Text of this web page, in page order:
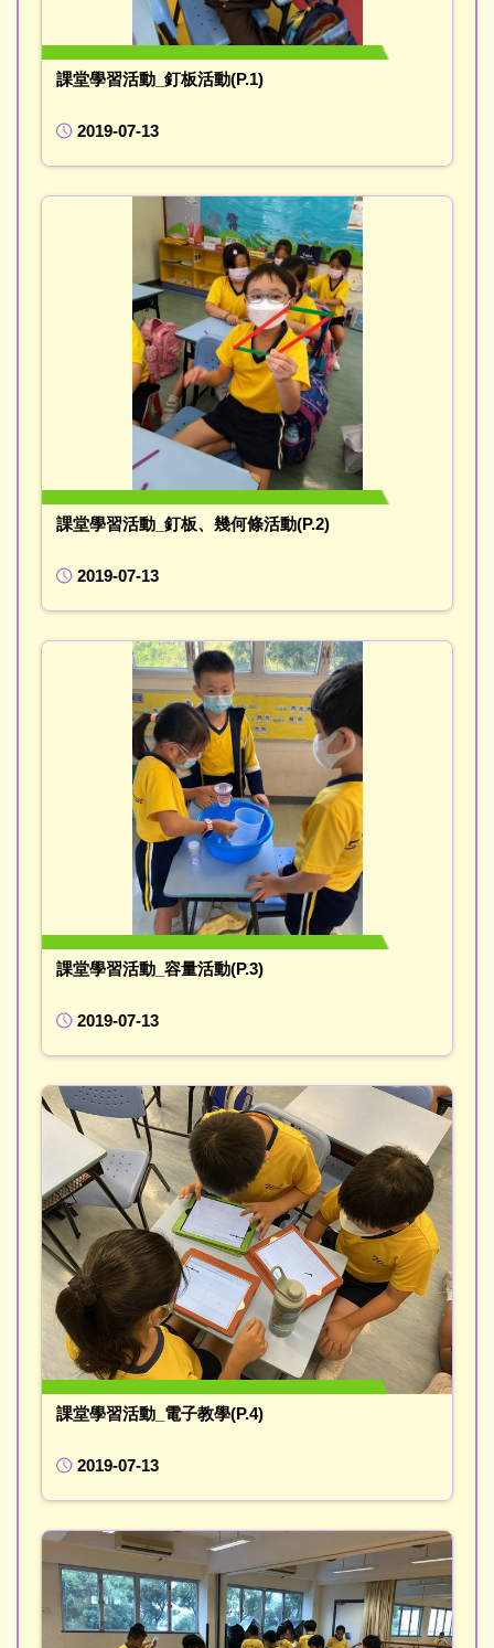
課堂學習活動_釘板活動(P.1)
2019-07-13
課堂學習活動_釘板、幾何條活動(P.2)
2019-07-13
課堂學習活動_容量活動(P.3)
2019-07-13
課堂學習活動_電子教學(P.4)
2019-07-13